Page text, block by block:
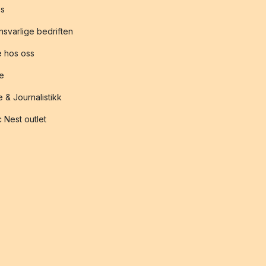
bedriften
hos oss
& Journalistikk
Nest outlet